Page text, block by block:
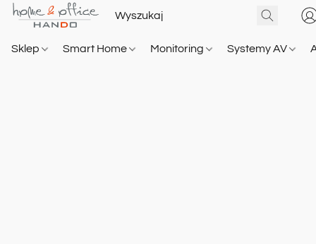
Sklep Smart Home Monitoring Systemy AV